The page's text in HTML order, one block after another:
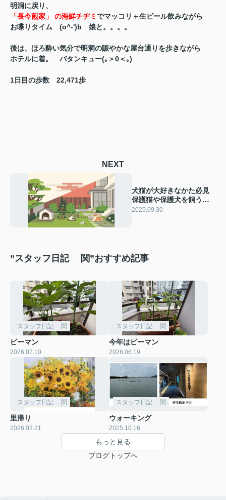
明洞に戻り、
「長今煎家」 の海鮮チヂミでマッコリ＋生ビール飲みながら
お喋りタイム (o^-')b 娘と。。。。
後は、ほろ酔い気分で明洞の賑やかな屋台通りを歩きながら
ホテルに着。 バタンキュー(｡＞0＜｡)
1日目の歩数 22,471歩
NEXT
犬猫が大好きなかた必見
保護猫や保護犬を飼う方
法を紹介します 住まい選
2025.09.30
”スタッフ日記 関”おすすめ記事
スタッフ日記 関
ピーマン
2026.07.10
スタッフ日記 関
今年はピーマン
2026.06.19
スタッフ日記 関
里帰り
2026.03.21
スタッフ日記 関
ウォーキング
2025.10.16
もっと見る
ブログトップへ